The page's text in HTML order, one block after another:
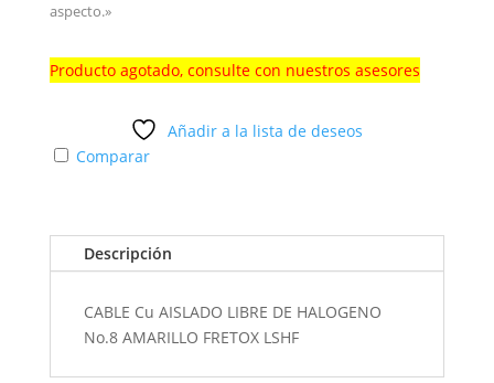
aspecto.»
Producto agotado, consulte con nuestros asesores
Añadir a la lista de deseos
Comparar
Descripción
CABLE Cu AISLADO LIBRE DE HALOGENO
No.8 AMARILLO FRETOX LSHF